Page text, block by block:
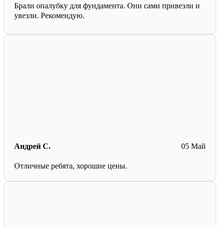
Брали опалубку для фундамента. Они сами привезли и
увезли. Рекомендую.
05 Май
Андрей С.
Отличные ребята, хорошие цены.